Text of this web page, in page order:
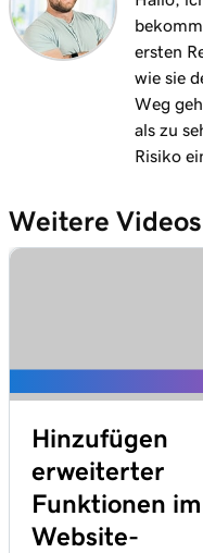
oder eine Playlist
ersten
wie sie
Weg
als zu
Risiko
Weitere Videos
Hinzufügen
erweiterter
Funktionen im
Website-